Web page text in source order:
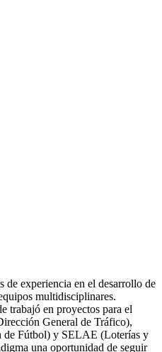
experiencia en el desarrollo de
multidisciplinares.
trabajó en proyectos para el
General de Tráfico),
de Fútbol) y SELAE (Loterías y
una oportunidad de seguir